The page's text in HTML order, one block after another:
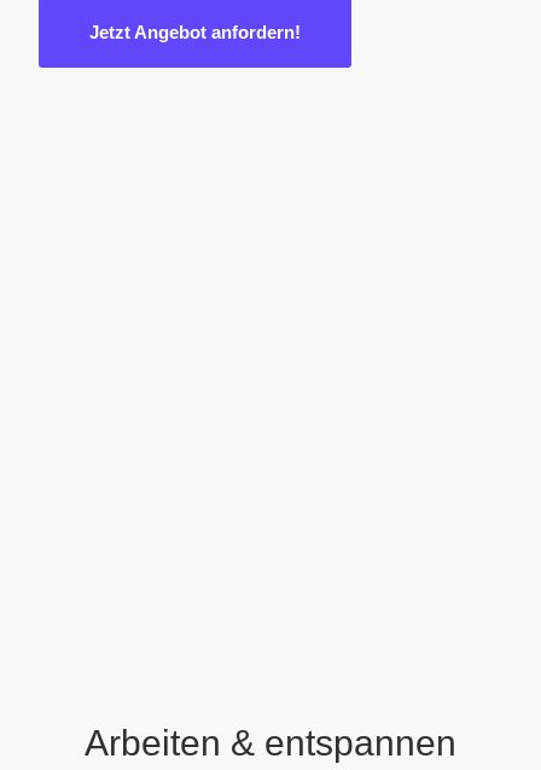
Jetzt Angebot anfordern!
Arbeiten & entspannen